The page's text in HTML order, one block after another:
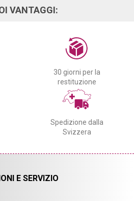
VANTAGGI:
30 giorni per la
restituzione
Spedizione dalla
Svizzera
E SERVIZIO